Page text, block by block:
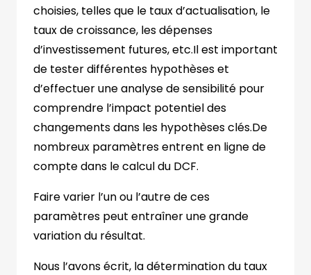
choisies, telles que le taux d’actualisation, le
taux de croissance, les dépenses
d’investissement futures, etc.Il est important
de tester différentes hypothèses et
d’effectuer une analyse de sensibilité pour
comprendre l’impact potentiel des
changements dans les hypothèses clés.De
nombreux paramètres entrent en ligne de
compte dans le calcul du DCF.
Faire varier l’un ou l’autre de ces
paramètres peut entraîner une grande
variation du résultat.
Nous l’avons écrit, la détermination du taux